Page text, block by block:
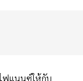
ฟแนนซ์ให้กับ